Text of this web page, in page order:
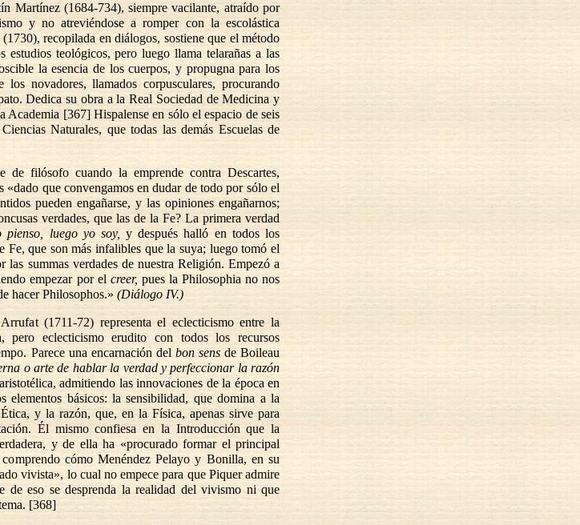
Martínez (1684-734), siempre vacilante, atraído por
y no atreviéndose a romper con la escolástica
(1730), recopilada en diálogos, sostiene que el método
estudios teológicos, pero luego llama telarañas a las
la esencia de los cuerpos, y propugna para los
novadores, llamados corpusculares, procurando
Dedica su obra a la Real Sociedad de Medicina y
Academia [367] Hispalense en sólo el espacio de seis
Naturales, que todas las demás Escuelas de
de filósofo cuando la emprende contra Descartes,
«dado que convengamos en dudar de todo por sólo el
pueden engañarse, y las opiniones engañarnos;
verdades, que las de la Fe? La primera verdad
pienso, luego yo soy, y después halló en todos los
Fe, que son más infalibles que la suya; luego tomó el
las summas verdades de nuestra Religión. Empezó a
empezar por el creer, pues la Philosophia no nos
hacer Philosophos.» (Diálogo IV.)
(1711-72) representa el eclecticismo entre la
pero eclecticismo erudito con todos los recursos
Parece una encarnación del bon sensde Boileau
o arte de hablar la verdad y perfeccionar la razón
admitiendo las innovaciones de la época en
elementos básicos: la sensibilidad, que domina a la
y la razón, que, en la Física, apenas sirve para
Él mismo confiesa en la Introducción que la
y de ella ha «procurado formar el principal
cómo Menéndez Pelayo y Bonilla, en su
vivista», lo cual no empece para que Piquer admire
eso se desprenda la realidad del vivismo ni que
[368]